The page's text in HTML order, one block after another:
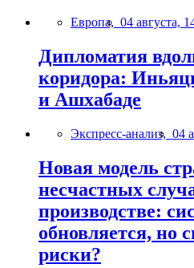
Европа, 04 августа,
Дипломатия
коридора:
и Ашхабаде
Экспресс-анализ, 04
Новая модель
несчастных
производстве:
обновляется, но
риски?